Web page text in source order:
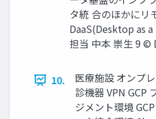
タ統 合のほかにリ
DaaS(Desktop as
担当 中本 崇⽣ 9 ©
10.
医療施設 オンプ
診機器 VPN GCP
ジメント環境